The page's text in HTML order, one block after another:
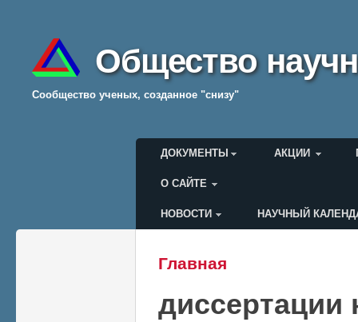
Общество
Cообщество ученых, созданное "снизу"
Главное меню
ДОКУМЕНТЫ АКЦИИ
О САЙТЕ
Меню пользователя
НОВОСТИ НАУЧНЫЙ
Вы здесь
Главная
диссертации